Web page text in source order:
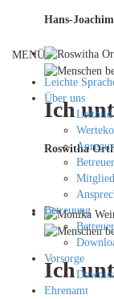
Hans-
Ich
Roswitha
Ich
MENÜ
Leichte
Über uns
Leitbild
Betreuung
Vorsorge
Ehrenamt